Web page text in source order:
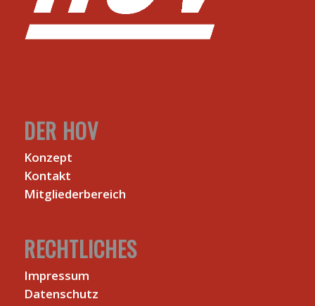
DER HOV
Konzept
Kontakt
Mitgliederbereich
RECHTLICHES
Impressum
Datenschutz